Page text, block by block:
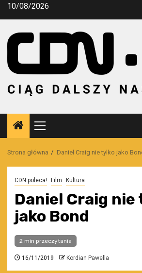
Przejdź
10/08/2026
Menu
główne
Strona główna Daniel Craig nie tylko jako
CDN poleca! Film Kultura
Daniel Craig nie
jako Bond
2 min przeczytania
16/11/2019 Kordian Pawella